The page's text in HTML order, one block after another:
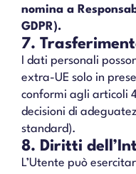
nomina a
GDPR).
7.
I dati personali
extra-UE solo in
conformi agli articoli
decisioni di
standard).
8. Diritti
L’Utente può